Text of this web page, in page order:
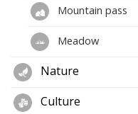
Mountain pass
Meadow
Nature
Culture